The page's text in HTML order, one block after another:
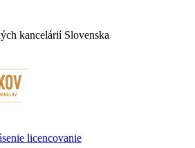
kancelárií Slovenska
licencovanie